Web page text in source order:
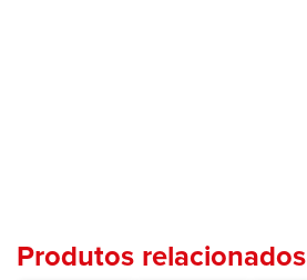
Produtos relacionados